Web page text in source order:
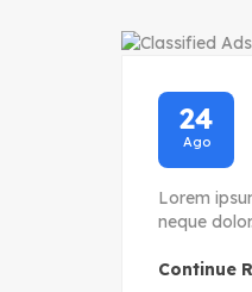
24
Ago
Lorem
neque
Continue